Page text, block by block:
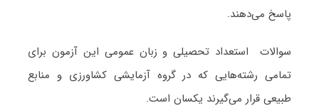
پاسخ می‌دهند.
سوالات استعداد تحصیلی و زبان عمومی این آزمون برای
تمامی رشته‌هایی که در گروه آزمایشی کشاورزی و منابع
طبیعی قرار می‌گیرند یکسان است.